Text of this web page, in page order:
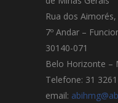
Rua dos
7º Andar –
30140-071
Belo Horizonte –
Telefone: 31
email: